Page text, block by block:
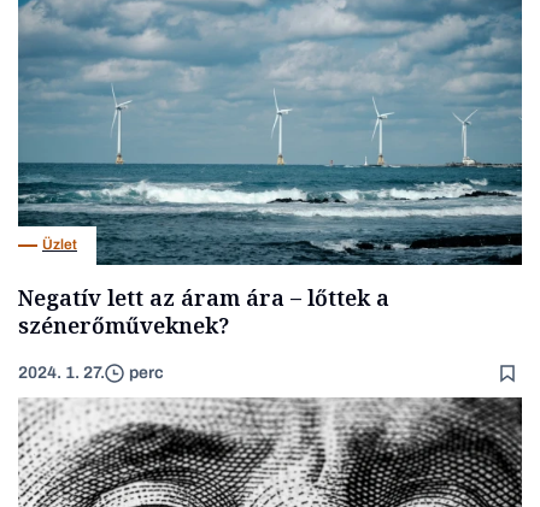
Üzlet
Negatív lett az áram ára – lőttek a
szénerőműveknek?
2024. 1. 27. perc